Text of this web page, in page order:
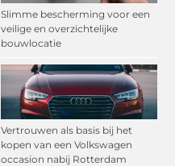
Slimme bescherming voor een
veilige en overzichtelijke
bouwlocatie
Vertrouwen als basis bij het
kopen van een Volkswagen
occasion nabij Rotterdam